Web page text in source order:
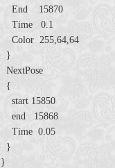
End 15870
Time 0.1
Color 255,64,64
}
NextPose
{
start 15850
end 15868
Time 0.05
}
}